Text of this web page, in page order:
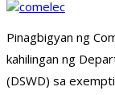
Pinagbigyan ng
kahilingan ng
(DSWD) sa